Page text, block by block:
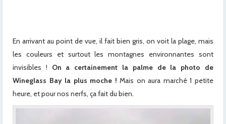
En arrivant au point de vue, il fait bien gris, on voit la plage, mais
les couleurs et surtout les montagnes environnantes sont
invisibles ! On a certainement la palme de la photo de
Wineglass Bay la plus moche ! Mais on aura marché 1 petite
heure, et pour nos nerfs, ça fait du bien.